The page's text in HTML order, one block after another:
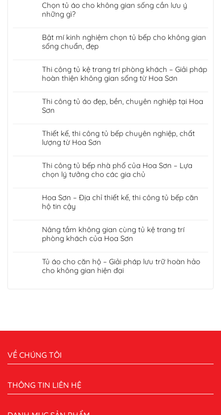
Chọn tủ áo cho không gian sống cần lưu ý
những gì?
Bật mí kinh nghiệm chọn tủ bếp cho không gian
sống chuẩn, đẹp
Thi công tủ kệ trang trí phòng khách – Giải pháp
hoàn thiện không gian sống từ Hoa Sơn
Thi công tủ áo đẹp, bền, chuyên nghiệp tại Hoa
Sơn
Thiết kế, thi công tủ bếp chuyên nghiệp, chất
lượng từ Hoa Sơn
Thi công tủ bếp nhà phố của Hoa Sơn – Lựa
chọn lý tưởng cho các gia chủ
Hoa Sơn – Địa chỉ thiết kế, thi công tủ bếp căn
hộ tin cậy
Nâng tầm không gian cùng tủ kệ trang trí
phòng khách của Hoa Sơn
Tủ áo cho căn hộ – Giải pháp lưu trữ hoàn hảo
cho không gian hiện đại
VỀ CHÚNG TÔI
THÔNG TIN LIÊN HỆ